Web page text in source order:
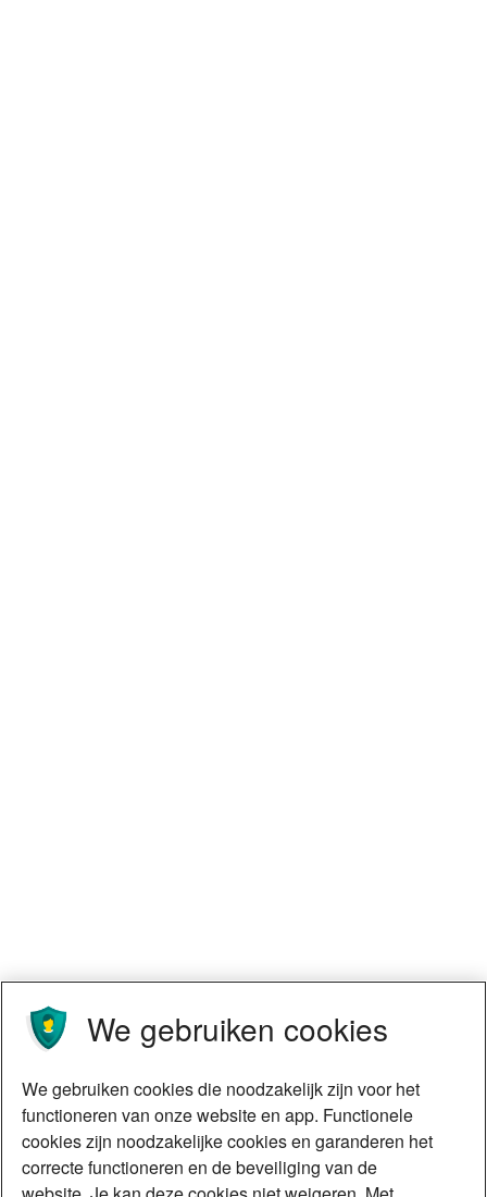
We gebruiken cookies
We gebruiken cookies die noodzakelijk zijn voor het
functioneren van onze website en app. Functionele
cookies zijn noodzakelijke cookies en garanderen het
correcte functioneren en de beveiliging van de